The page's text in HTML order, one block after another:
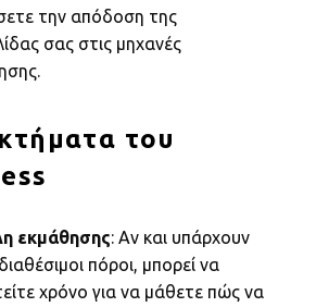
την απόδοση της
σας στις μηχανές
του
εκμάθησης: Αν και υπάρχουν
πόροι, μπορεί να
χρόνο για να μάθετε πώς να